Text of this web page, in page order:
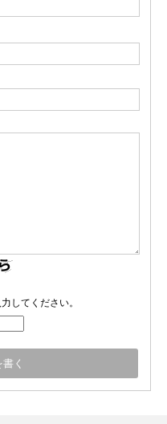
してください。